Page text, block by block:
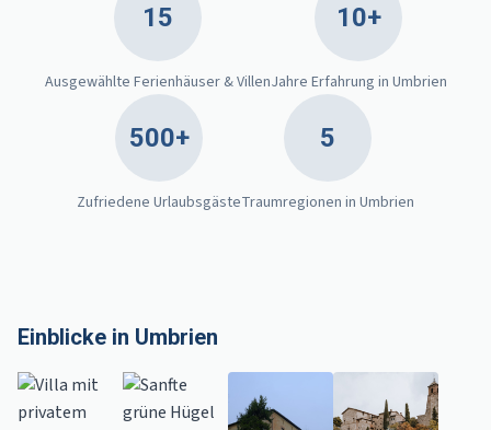
15
Ausgewählte Ferienhäuser & Villen
10+
Jahre Erfahrung in Umbrien
500+
Zufriedene Urlaubsgäste
5
Traumregionen in Umbrien
Einblicke in Umbrien